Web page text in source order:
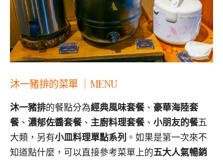
沐一豬排的菜單 ｜MENU
沐一豬排的餐點分為經典風味套餐、 豪華海陸套
餐、 濃郁佐醬套餐、 主廚料理套餐、 小朋友的餐五
大類，另有小皿料理單點系列 。如果是第一次來不
知道點什麼，可以直接參考菜單上的五大人氣暢銷